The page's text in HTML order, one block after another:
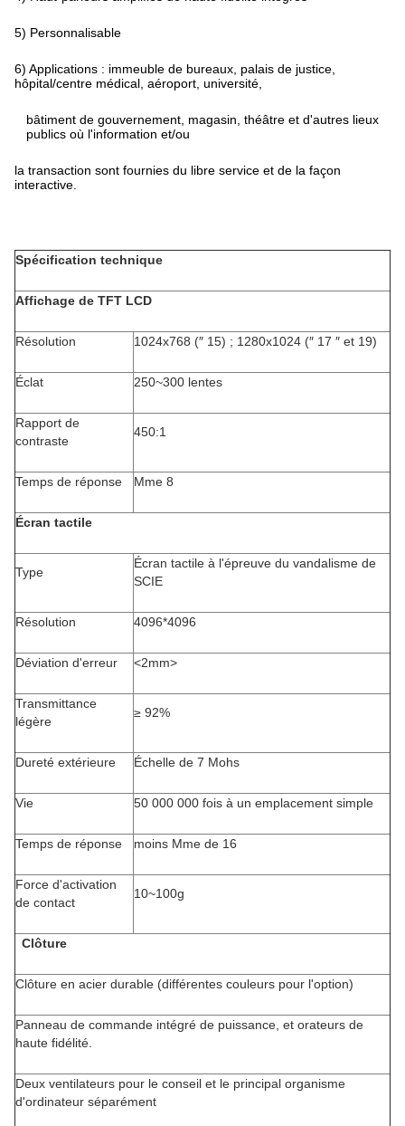
5) Personnalisable
6) Applications : immeuble de bureaux, palais de justice,
hôpital/centre médical, aéroport, université,
bâtiment de gouvernement, magasin, théâtre et d'autres lieux
publics où l'information et/ou
la transaction sont fournies du libre service et de la façon
interactive.
Spécification technique
Affichage de TFT LCD
Résolution 1024x768 (″ 15) ; 1280x1024 (″ 17 ″ et 19)
Éclat 250~300 lentes
Rapport de
contraste
450:1
Temps de réponse Mme 8
Écran tactile
Type
Écran tactile à l'épreuve du vandalisme de
SCIE
Résolution 4096*4096
Déviation d'erreur <2mm>
Transmittance
légère
≥ 92%
Dureté extérieure Échelle de 7 Mohs
Vie 50 000 000 fois à un emplacement simple
Temps de réponse moins Mme de 16
Force d'activation
de contact
10~100g
Clôture
Clôture en acier durable (différentes couleurs pour l'option)
Panneau de commande intégré de puissance, et orateurs de
haute fidélité.
Deux ventilateurs pour le conseil et le principal organisme
d'ordinateur séparément